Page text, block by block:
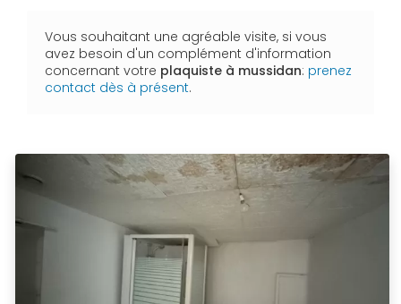
Vous souhaitant une agréable visite, si vous
avez besoin d'un complément d'information
concernant votre plaquiste à mussidan: prenez
contact dès à présent.